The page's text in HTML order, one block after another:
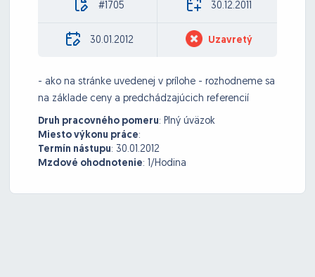
#1705 30.12.2011
30.01.2012 Uzavretý
- ako na stránke uvedenej v prílohe - rozhodneme sa
na základe ceny a predchádzajúcich referencií
Druh pracovného pomeru: Plný úväzok
Miesto výkonu práce:
Termín nástupu: 30.01.2012
Mzdové ohodnotenie: 1/Hodina